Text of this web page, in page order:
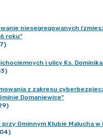
niesegregowanych
roku”
i ulicy Ks.
z zakresu
Domaniewice"
Gminnym Klubie Malucha w